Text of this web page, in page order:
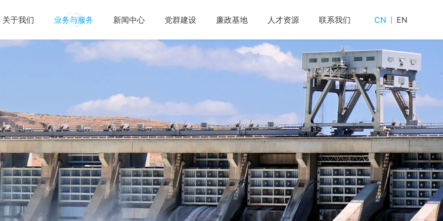
CN EN
关于我们
公司简介 投资与资源开发
业务与服务
工程成套项目
新闻中心
业务动态 媒体聚焦 公示栏
党群建设
党建工作 群团工作
廉政基地
廉政法规 廉政要闻 廉政教育 廉政文化 互动平台
人才资源
企业文化 人才招聘
联系我们
UREC 驻外机构 违规举报